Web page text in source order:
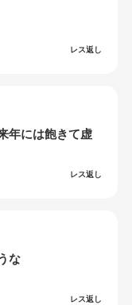
レス返し
年には飽きて虚
レス返し
な
レス返し